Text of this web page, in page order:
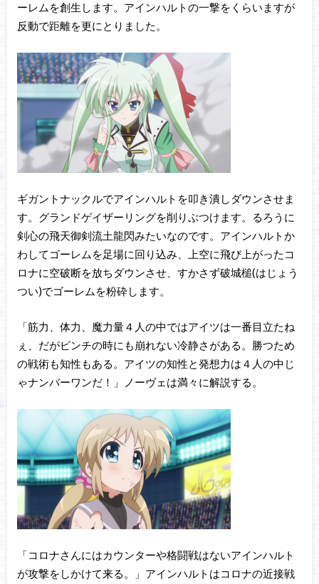
ーレムを創生します。アインハルトの一撃をくらいますが
反動で距離を更にとりました。
ギガントナックルでアインハルトを叩き潰しダウンさせま
す。グランドゲイザーリングを削りぶつけます。るろうに
剣心の飛天御剣流土龍閃みたいなのです。アインハルトか
わしてゴーレムを足場に回り込み、上空に飛び上がったコ
ロナに空破断を放ちダウンさせ、すかさず破城槌(はじょう
つい)でゴーレムを粉砕します。
「筋力、体力、魔力量４人の中ではアイツは一番目立たね
ぇ、だがピンチの時にも崩れない冷静さがある。勝つため
の戦術も知性もある。アイツの知性と発想力は４人の中じ
ゃナンバーワンだ！」ノーヴェは満々に解説する。
「コロナさんにはカウンターや格闘戦はないアインハルト
が攻撃をしかけて来る。」アインハルトはコロナの近接戦